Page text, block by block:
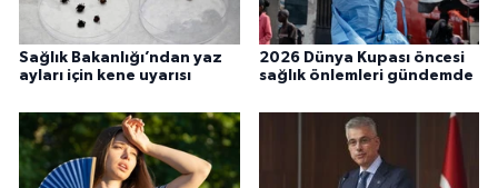
Sağlık Bakanlığı’ndan yaz
ayları için kene uyarısı
2026 Dünya Kupası öncesi
sağlık önlemleri gündemde